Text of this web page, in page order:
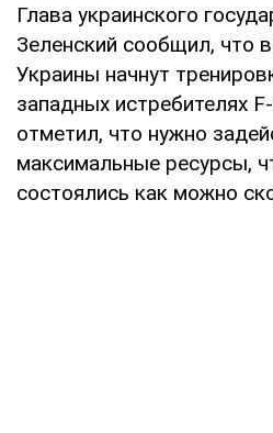
Глава украинского
Зеленский сообщил, что
Украины начнут
западных истребителях
отметил, что нужно
максимальные ресурсы,
состоялись как можно